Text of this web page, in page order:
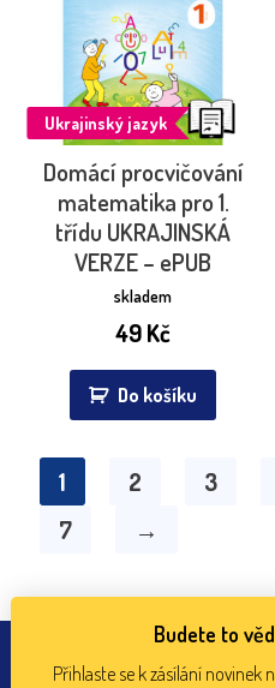
Ukrajinský jazyk
Domácí procvičování
matematika pro 1.
třídu UKRAJINSKÁ
VERZE – ePUB
skladem
49Kč
Do košíku
1 2 3
7
→
Budete to
Přihlaste se k zásílání novinek